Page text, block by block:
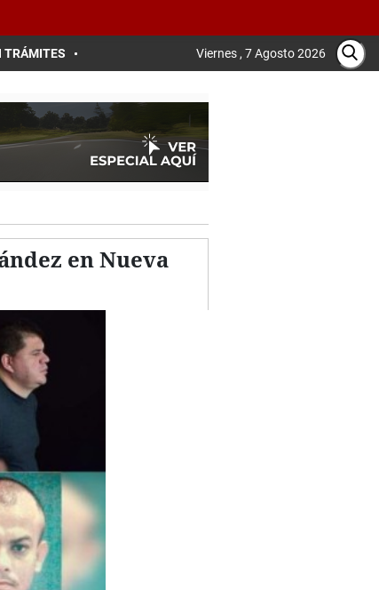
TRÁMITES Viernes , 7 Agosto 2026
en Nueva